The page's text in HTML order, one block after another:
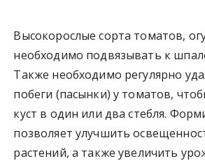
Высокорослые сорта томатов,
необходимо подвязывать к
Также необходимо регулярно
побеги (пасынки) у томатов,
куст в один или два стебля.
позволяет улучшить
растений, а также увеличить